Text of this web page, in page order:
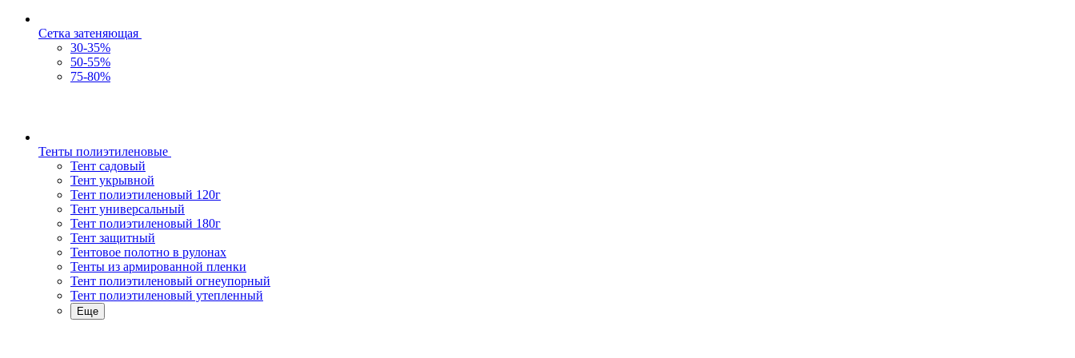
Сетка затеняющая
30-35%
50-55%
75-80%
Тенты полиэтиленовые
Тент садовый
Тент укрывной
Тент полиэтиленовый 120г
Тент универсальный
Тент полиэтиленовый 180г
Тент защитный
Тентовое полотно в рулонах
Тенты из армированной пленки
Тент полиэтиленовый огнеупорный
Тент полиэтиленовый утепленный
Еще